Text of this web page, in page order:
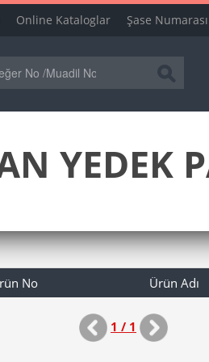
Online Kataloglar Şase
YEDEK
No Ürün Adı
1 / 1